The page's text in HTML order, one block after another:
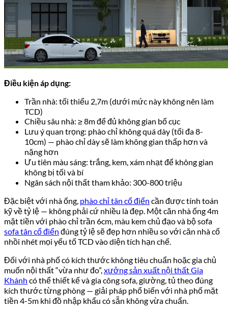
Điều kiện áp dụng:
Trần nhà: tối thiểu 2,7m (dưới mức này không nên làm
TCD)
Chiều sâu nhà: ≥ 8m để đủ không gian bố cục
Lưu ý quan trọng: phào chỉ không quá dày (tối đa 8-
10cm) — phào chỉ dày sẽ làm không gian thấp hơn và
nặng hơn
Ưu tiên màu sáng: trắng, kem, xám nhạt để không gian
không bị tối và bí
Ngân sách nội thất tham khảo: 300-800 triệu
Đặc biệt với nhà ống, phào chỉ tân cổ điển cần được tính toán
kỹ về tỷ lệ — không phải cứ nhiều là đẹp. Một căn nhà ống 4m
mặt tiền với phào chỉ trần 6cm, màu kem chủ đạo và bộ sofa
sofa tân cổ điển đúng tỷ lệ sẽ đẹp hơn nhiều so với căn nhà cố
nhồi nhét mọi yếu tố TCD vào diện tích hạn chế.
Đối với nhà phố có kích thước không tiêu chuẩn hoặc gia chủ
muốn nội thất “vừa như đo”, xưởng sản xuất nội thất Gia
Khánh có thể thiết kế và gia công sofa, giường, tủ theo đúng
kích thước từng phòng — giải pháp phổ biến với nhà phố mặt
tiền 4-5m khi đồ nhập khẩu có sẵn không vừa chuẩn.